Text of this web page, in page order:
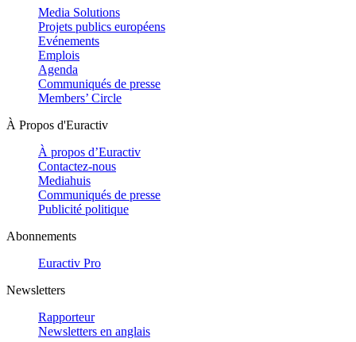
Media Solutions
Projets publics européens
Evénements
Emplois
Agenda
Communiqués de presse
Members’ Circle
À Propos d'Euractiv
À propos d’Euractiv
Contactez-nous
Mediahuis
Communiqués de presse
Publicité politique
Abonnements
Euractiv Pro
Newsletters
Rapporteur
Newsletters en anglais